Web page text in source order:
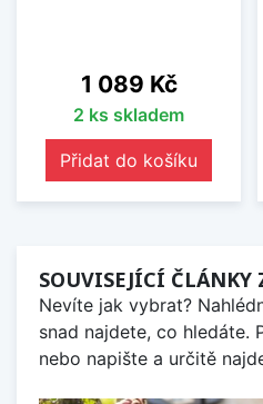
Cena
1 089 Kč
2 ks skladem
Přidat do košíku
SOUVISEJÍCÍ ČLÁNKY
Nevíte jak vybrat?
snad najdete, co hledáte.
nebo napište a určitě